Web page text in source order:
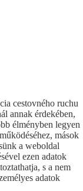
cestovného ruchu
annak érdekében,
élményben legyen
mások
a weboldal
ezen adatok
s a nem
adatok